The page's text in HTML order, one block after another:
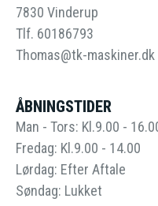
7830 Vinderup
Tlf. 60186793
Thomas@tk-maskiner.dk
ÅBNINGSTIDER
Man - Tors: Kl.9.00 -
Fredag: Kl.9.00 - 14.00
Lørdag: Efter Aftale
Søndag: Lukket